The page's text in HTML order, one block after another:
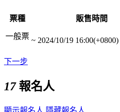
票種 販售時間
一般票 ~ 2024/10/19 16:00(+0800)
下一步
17報名人
顯示報名人 隱藏報名人